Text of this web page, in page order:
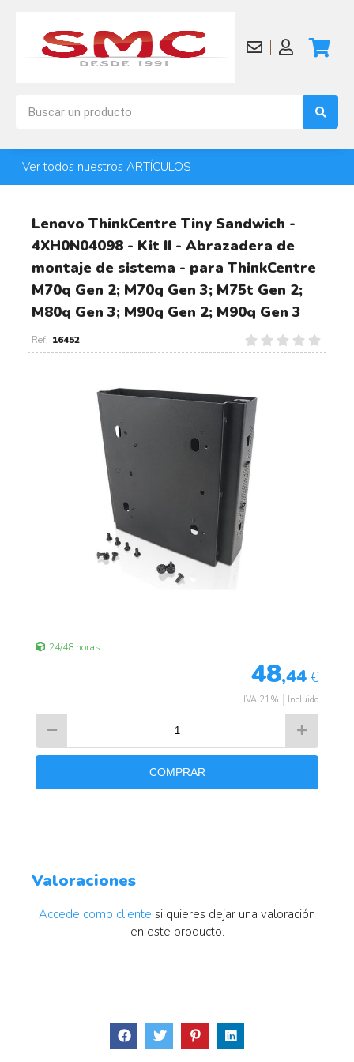
Ver todos nuestros ARTÍCULOS
Lenovo ThinkCentre Tiny Sandwich -
4XH0N04098 - Kit II - Abrazadera de
montaje de sistema - para ThinkCentre
M70q Gen 2; M70q Gen 3; M75t Gen 2;
M80q Gen 3; M90q Gen 2; M90q Gen 3
16452
24/48 horas
48,44 €
IVA 21% Incluido
COMPRAR
Valoraciones
Accede como cliente si quieres dejar una valoración
en este producto.